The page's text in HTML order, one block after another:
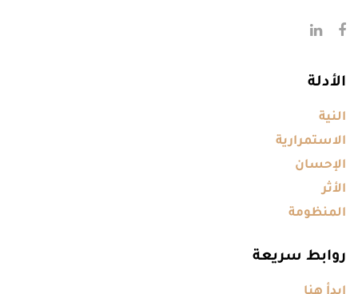
الأدلة
النية
الاستمرارية
الإحسان
الأثر
المنظومة
روابط سريعة